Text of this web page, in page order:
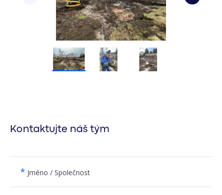
Kontaktujte náš tým
* Jméno / Společnost